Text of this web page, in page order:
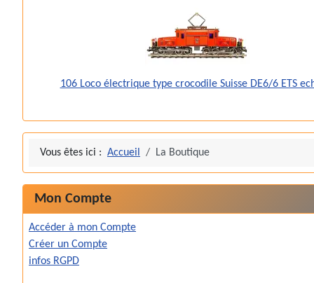
106 Loco électrique type crocodile Suisse DE6/6 ETS
Vous êtes ici : Accueil La Boutique
Mon Compte
Accéder à mon Compte
Créer un Compte
infos RGPD